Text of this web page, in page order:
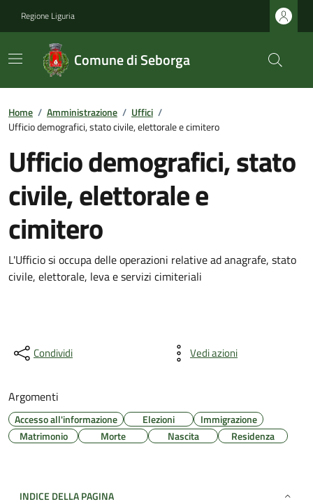
Regione Liguria
Comune di Seborga
Home / Amministrazione / Uffici /
Ufficio demografici, stato civile, elettorale e cimitero
Ufficio demografici, stato
civile, elettorale e
cimitero
L'Ufficio si occupa delle operazioni relative ad anagrafe, stato
civile, elettorale, leva e servizi cimiteriali
Condividi Vedi azioni
Argomenti
Accesso all'informazione Elezioni
Immigrazione
Matrimonio
Morte Nascita Residenza
INDICE DELLA PAGINA